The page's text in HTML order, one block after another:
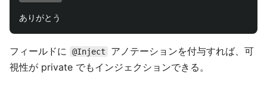
フィールドに @Inject
アノテーションを付与すれば、可
視性が private でもインジェクションできる。